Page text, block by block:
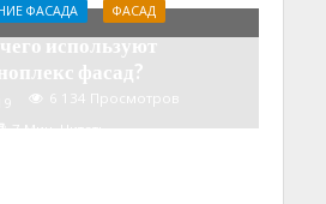
ФАСАДА ФАСАД
используют
фасад?
6 134 Просмотров
7 Мин. Читать